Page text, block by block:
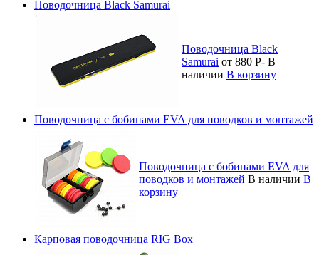
Поводочница Black Samurai
Поводочница Black
Samurai от 880 Р- В
наличии В корзину
Поводочница с бобинами EVA для поводков и монтажей
Поводочница с бобинами EVA для
поводков и монтажей В наличии В
корзину
Карповая поводочница RIG Box